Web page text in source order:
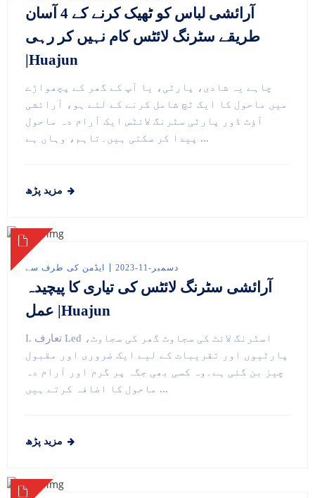
آرائشی لباس کو ٹھیک کرنے کے 4 آسان
طریقے سٹرنگ لائٹس کام نہیں کر رہی
|Huajun
چاہے یہ شادی، پارٹی، یا آپ کے گھر کے پچھواڑے
میں ماحول کا ایک ٹچ شامل کرنے کے لئے ہو، آرائشی
آؤٹ ڈور پارٹی سٹرنگ لائٹس ایک آرام دہ ماحول
پیدا کر سکتی ہیں۔تاہم، وہاں ہے ...
مزید پڑھ
ایڈمن کی طرف سے دسمبر-11-2023
آرائشی سٹرنگ لائٹس کی تیاری کا پیچیدہ
عمل |Huajun
I. تعارف Led اسٹرنگ لائٹ کی سجاوٹ گھر کی سجاوٹ،
پارٹیوں اور تقریبات کے لیے ایک ضروری اور مقبول
چیز بن گئی ہے۔وہ کسی بھی جگہ پر گرم اور آرام دہ
ماحول کا اضافہ کرتے ہیں ...
مزید پڑھ